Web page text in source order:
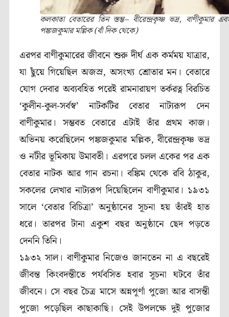
কলকাতা বেতারের তিন স্তম্ভ– বীরেন্দ্রকৃষ্ণ ভদ্র, বাণীকুমার
পঙ্কজকুমার মল্লিক (বাঁ দিক থেকে)
এরপর বাণীকুমারের জীবনে শুরু দীর্ঘ এক কর্মময় যাত্রার,
যা ছুঁয়ে গিয়েছিল অজস্র, অসংখ্য শ্রোতার মন। বেতারে
যোগ দেবার অব্যবহিত পরেই রামনারায়ণ তর্করত্ন বিরচিত
‘কুলীন-কুল-সর্বস্ব’ নাটকটির বেতার নাট্যরূপ দেন
বাণীকুমার। সম্ভবত বেতারে এটাই তাঁর প্রথম কাজ।
অভিনয় করেছিলেন পঙ্কজকুমার মল্লিক, বীরেন্দ্রকৃষ্ণ ভদ্র
ও নটীর ভূমিকায় উমাবতী। এরপরে চলল একের পর এক
বেতার নাটক আর গান রচনা। বঙ্কিম থেকে রবি ঠাকুর,
সকলের লেখার নাট্যরূপ দিয়েছিলেন বাণীকুমার। ১৯৩১
সালে ‘বেতার বিচিত্রা’ অনুষ্ঠানের সূচনা হয় তাঁরই হাত
ধরে। তারপর টানা একুশ বছর অনুষ্ঠানে ছেদ পড়তে
দেননি তিনি।
১৯৩২ সাল। বাণীকুমার নিজেও জানতেন না এ বছরেই
জীবন্ত কিংবদন্তীতে পর্যবসিত হবার সূচনা ঘটবে তাঁর
জীবনে। সে বছর চৈত্র মাসে অন্নপূর্ণা পুজো আর বাসন্তী
পুজো পড়েছিল কাছাকাছি। সেই উপলক্ষে দুই পুজোর